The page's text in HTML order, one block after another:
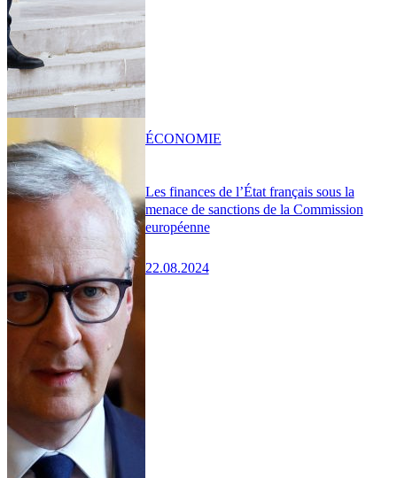
Les finances de l’État français sous la
menace de sanctions de la Commission
européenne
22.08.2024
ÉCONOMIE